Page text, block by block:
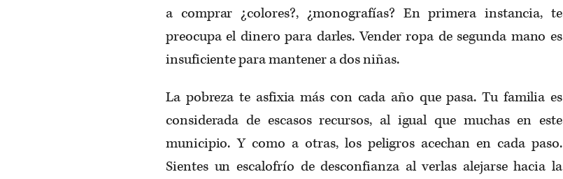
a comprar ¿colores?, ¿monografías? En primera instancia, te
preocupa el dinero para darles. Vender ropa de segunda mano es
insuficiente para mantener a dos niñas.
La pobreza te asfixia más con cada año que pasa. Tu familia es
considerada de escasos recursos, al igual que muchas en este
municipio. Y como a otras, los peligros acechan en cada paso.
Sientes un escalofrío de desconfianza al verlas alejarse hacia la